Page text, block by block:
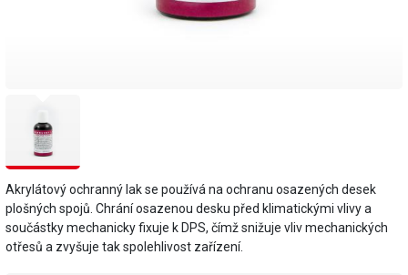
Akrylátový ochranný lak se používá na ochranu osazených desek
plošných spojů. Chrání osazenou desku před klimatickými vlivy a
součástky mechanicky fixuje k DPS, čímž snižuje vliv mechanických
otřesů a zvyšuje tak spolehlivost zařízení.